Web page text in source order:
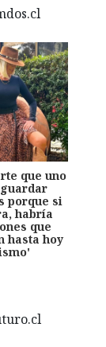
que uno
porque si
habría
que
hasta hoy